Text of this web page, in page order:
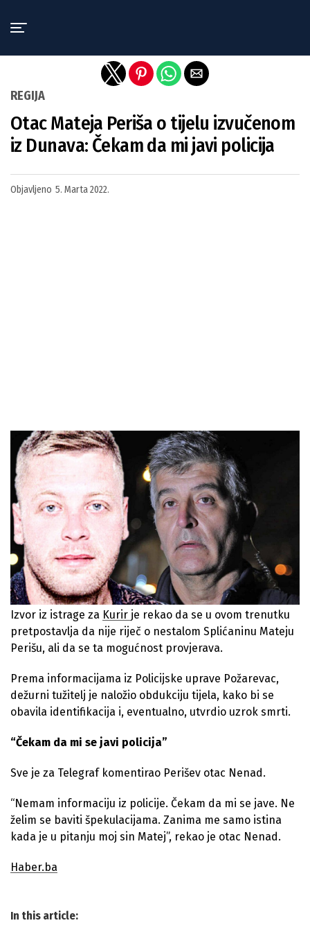
REGIJA
Otac Mateja Periša o tijelu izvučenom
iz Dunava: Čekam da mi javi policija
Objavljeno 5. Marta 2022.
Izvor iz istrage za Kurir je rekao da se u ovom trenutku
pretpostavlja da nije riječ o nestalom Splićaninu Mateju
Perišu, ali da se ta mogućnost provjerava.
Prema informacijama iz Policijske uprave Požarevac,
dežurni tužitelj je naložio obdukciju tijela, kako bi se
obavila identifikacija i, eventualno, utvrdio uzrok smrti.
“Čekam da mi se javi policija”
Sve je za Telegraf komentirao Perišev otac Nenad.
“Nemam informaciju iz policije. Čekam da mi se jave. Ne
želim se baviti špekulacijama. Zanima me samo istina
kada je u pitanju moj sin Matej”, rekao je otac Nenad.
Haber.ba
In this article: